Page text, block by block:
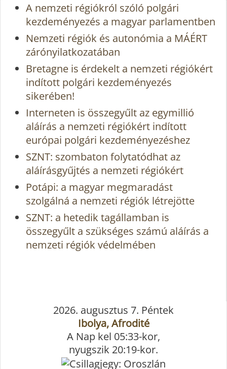
A nemzeti régiókról szóló polgári
kezdeményezés a magyar parlamentben
Nemzeti régiók és autonómia a MÁÉRT
zárónyilatkozatában
Bretagne is érdekelt a nemzeti régiókért
indított polgári kezdeményezés
sikerében!
Interneten is összegyűlt az egymillió
aláírás a nemzeti régiókért indított
európai polgári kezdeményezéshez
SZNT: szombaton folytatódhat az
aláírásgyűjtés a nemzeti régiókért
Potápi: a magyar megmaradást
szolgálná a nemzeti régiók létrejötte
SZNT: a hetedik tagállamban is
összegyűlt a szükséges számú aláírás a
nemzeti régiók védelmében
2026. augusztus 7. Péntek
Ibolya, Afrodité
A Nap kel 05:33-kor,
nyugszik 20:19-kor.